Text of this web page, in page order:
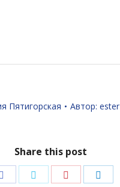
Пятигорская Автор: ester
Share this post
ПоделитьсяПоделитьсяПоделиться